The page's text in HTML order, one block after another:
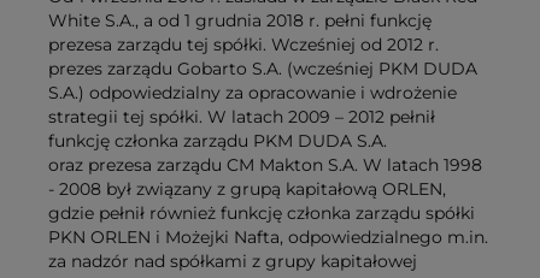
White S.A., a od 1 grudnia 2018 r. pełni funkcję
prezesa zarządu tej spółki. Wcześniej od 2012 r.
prezes zarządu Gobarto S.A. (wcześniej PKM DUDA
S.A.) odpowiedzialny za opracowanie i wdrożenie
strategii tej spółki. W latach 2009 – 2012 pełnił
funkcję członka zarządu PKM DUDA S.A.
oraz prezesa zarządu CM Makton S.A. W latach 1998
- 2008 był związany z grupą kapitałową ORLEN,
gdzie pełnił również funkcję członka zarządu spółki
PKN ORLEN i Możejki Nafta, odpowiedzialnego m.in.
za nadzór nad spółkami z grupy kapitałowej